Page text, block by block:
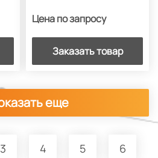
Цена по запросу
Заказать товар
еще
3 4 5 6